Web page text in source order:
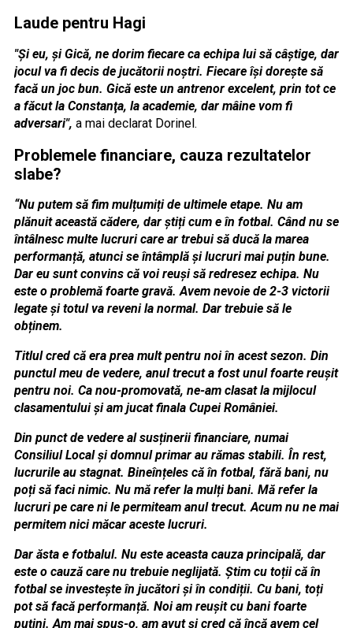
Laude pentru Hagi
"Şi eu, şi Gică, ne dorim fiecare ca echipa lui să câştige, dar
jocul va fi decis de jucătorii noştri. Fiecare îşi doreşte să
facă un joc bun. Gică este un antrenor excelent, prin tot ce
a făcut la Constanţa, la academie, dar mâine vom fi
adversari", a mai declarat Dorinel.
Problemele financiare, cauza rezultatelor
slabe?
“Nu putem să fim mulțumiți de ultimele etape. Nu am
plănuit această cădere, dar știți cum e în fotbal. Când nu se
întâlnesc multe lucruri care ar trebui să ducă la marea
performanță, atunci se întâmplă și lucruri mai puțin bune.
Dar eu sunt convins că voi reuși să redresez echipa. Nu
este o problemă foarte gravă. Avem nevoie de 2-3 victorii
legate și totul va reveni la normal. Dar trebuie să le
obținem.
Titlul cred că era prea mult pentru noi în acest sezon. Din
punctul meu de vedere, anul trecut a fost unul foarte reușit
pentru noi. Ca nou-promovată, ne-am clasat la mijlocul
clasamentului și am jucat finala Cupei României.
Din punct de vedere al susținerii financiare, numai
Consiliul Local și domnul primar au rămas stabili. În rest,
lucrurile au stagnat. Bineînțeles că în fotbal, fără bani, nu
poți să faci nimic. Nu mă refer la mulți bani. Mă refer la
lucruri pe care ni le permiteam anul trecut. Acum nu ne mai
permitem nici măcar aceste lucruri.
Dar ăsta e fotbalul. Nu este aceasta cauza principală, dar
este o cauză care nu trebuie neglijată. Știm cu toții că în
fotbal se investește în jucători și în condiții. Cu bani, toți
pot să facă performanță. Noi am reușit cu bani foarte
puțini. Am mai spus-o, am avut și cred că încă avem cel